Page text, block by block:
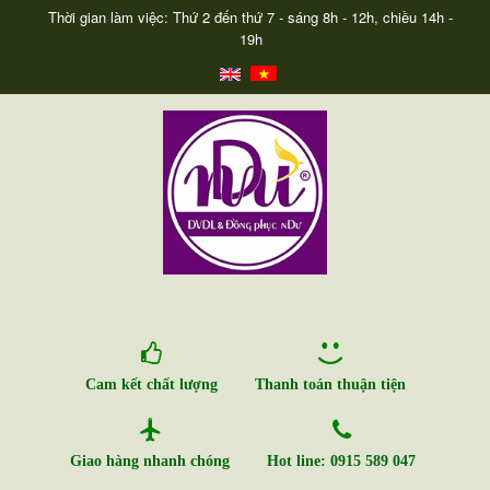
Thời gian làm việc: Thứ 2 đến thứ 7 - sáng 8h - 12h, chiều 14h -
19h
Cam kết chất lượng Thanh toán thuận tiện
Giao hàng nhanh chóng Hot line: 0915 589 047